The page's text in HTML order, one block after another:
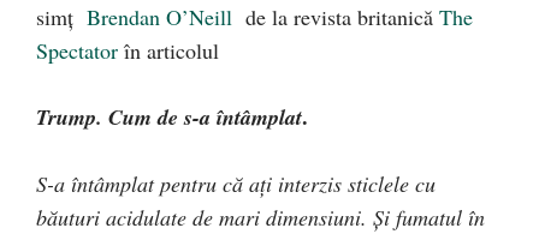
simţ Brendan O’Neill de la revista britanică The
Spectator în articolul
Trump. Cum de s-a întâmplat.
S-a întâmplat pentru că aţi interzis sticlele cu
băuturi acidulate de mari dimensiuni. Şi fumatul în